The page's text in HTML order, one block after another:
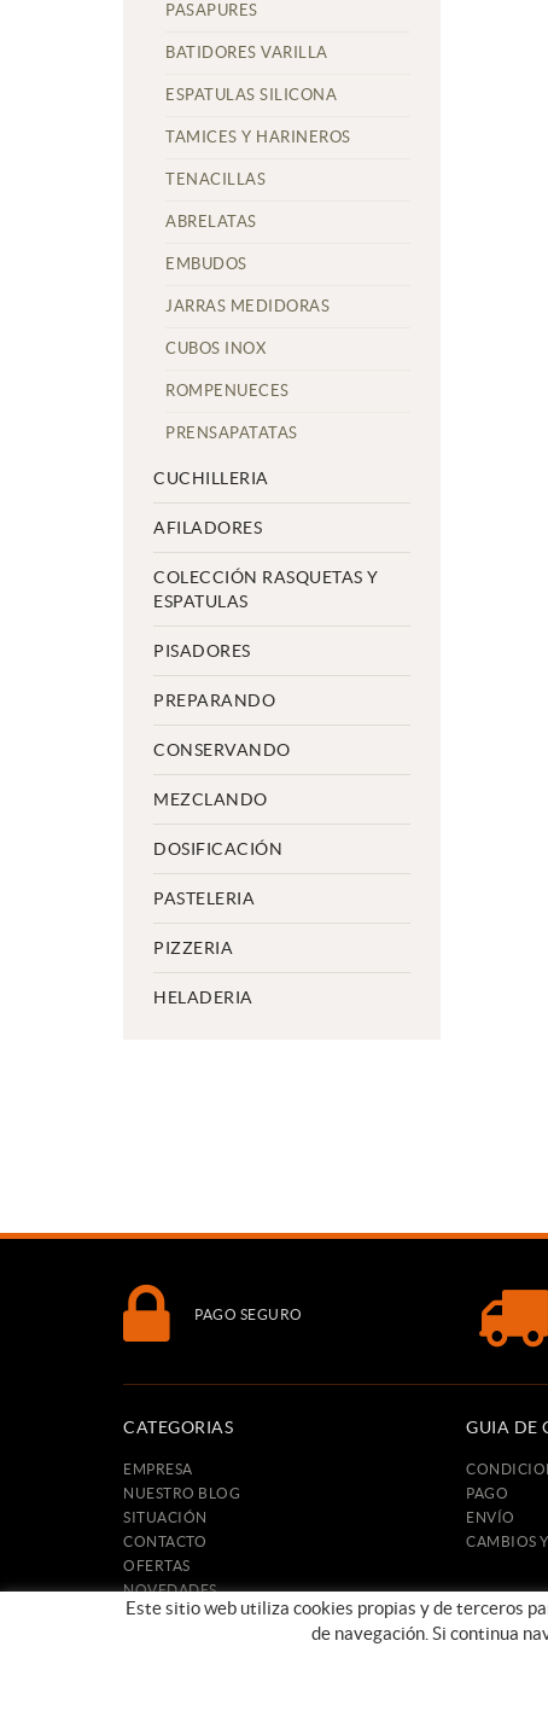
PASAPURES
BATIDORES VARILLA
ESPATULAS SILICONA
TAMICES Y HARINEROS
TENACILLAS
ABRELATAS
EMBUDOS
JARRAS MEDIDORAS
CUBOS INOX
ROMPENUECES
PRENSAPATATAS
CUCHILLERIA
AFILADORES
COLECCIÓN RASQUETAS Y
ESPATULAS
PISADORES
PREPARANDO
CONSERVANDO
MEZCLANDO
DOSIFICACIÓN
PASTELERIA
PIZZERIA
HELADERIA
PAGO SEGURO
CATEGORIAS
EMPRESA
NUESTRO BLOG
SITUACIÓN
CONTACTO
OFERTAS
NOVEDADES
GUIA DE
PAGO
ENVÍO
CAMBIOS
Este sitio web utiliza cookies propias y de terceros
de navegación. Si continua